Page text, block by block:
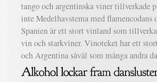
tango och argentinska viner tillverkade
inte Medelhavstema med flamencodans
Spanien är ett stort vinland som
vin och starkviner. Vinoteket har ett
och Argentina såväl som många andra